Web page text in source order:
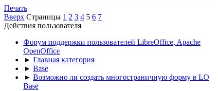
Печать
Вверх Страницы 1 2 3 4 5 6 7
Действия пользователя
Форум поддержки пользователей LibreOffice, Apache
OpenOffice
► Главная категория
► Base
► Возможно ли создать многостраничную форму в LO
Base